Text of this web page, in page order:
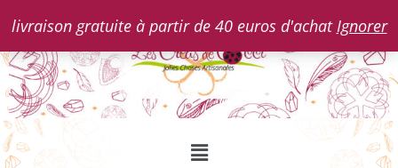
livraison gratuite à partir de 40 euros d'achatIgnorer